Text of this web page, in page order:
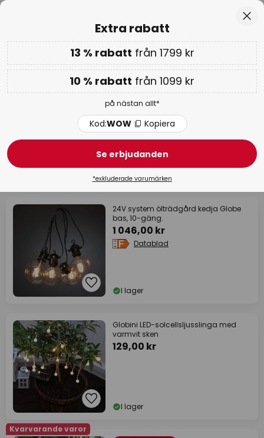
Endast
00D 20T 48M 47S
Extra rabatt: 10 % från 1099 kr eller 13 % från 1799 kr-
på nästan allt
Kod:WOW Kopiera
WOW-veckan:upp till -70 % >
Ljusslinga utomhus
24V system ölträdgård kedja Globe
bas, 10-gäng.
1 046,00 kr
Datablad
I lager
Globini LED-solcellsljusslinga med
varmvit sken
129,00 kr
I lager
Kvarvarande varor
Extra rabatt
13 % rabatt från 1799 kr
10 % rabatt från 1099 kr
på nästan allt*
Kod:WOW Kopiera
Se erbjudanden
*exkluderade varumärken